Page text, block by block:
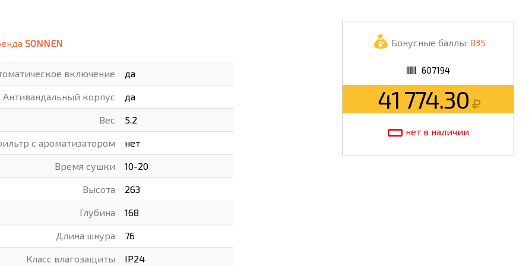
ШКОЛА
И ОСВЕЩЕНИЕ Бонусные баллы: 835
607194
41 774.30
нет в наличии
SONNEN
включение да
Антивандальный корпус да
Вес 5.2
с ароматизатором нет
Время сушки 10-20
Высота 263
Глубина 168
Длина шнура 76
Класс влагозащиты IP24